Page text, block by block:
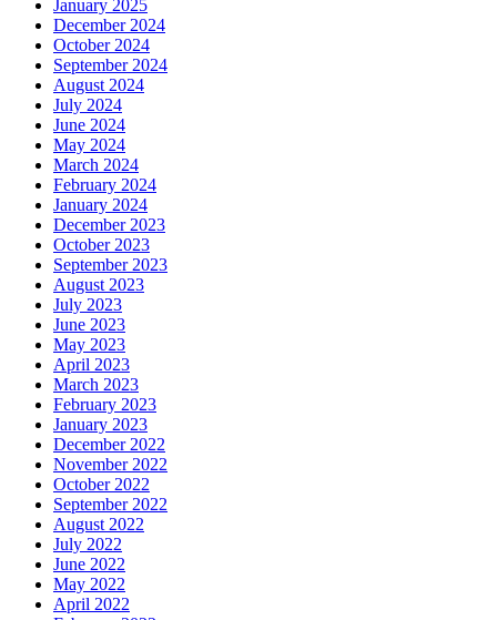
January 2025
December 2024
October 2024
September 2024
August 2024
July 2024
June 2024
May 2024
March 2024
February 2024
January 2024
December 2023
October 2023
September 2023
August 2023
July 2023
June 2023
May 2023
April 2023
March 2023
February 2023
January 2023
December 2022
November 2022
October 2022
September 2022
August 2022
July 2022
June 2022
May 2022
April 2022